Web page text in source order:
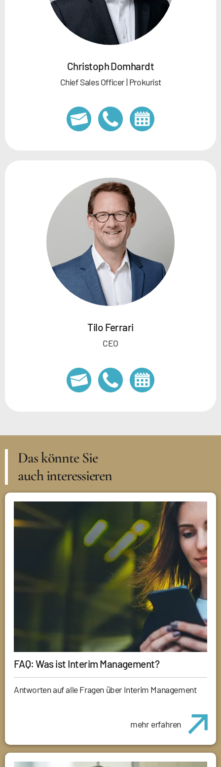
Christoph Domhardt
Chief Sales Officer | Prokurist
Tilo Ferrari
CEO
Das könnte Sie
auch interessieren
FAQ: Was ist Interim Management?
Antworten auf alle Fragen über Interim Management
mehr erfahren